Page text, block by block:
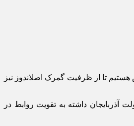
تا از ظرفیت گمرک اصلاندوز نیز
روابط ایران و آذربایجان و حمایتی که کشورمان در ۳۰ سال اخیر از کشور و دولت آذربایجان داشته به تقویت روابط در